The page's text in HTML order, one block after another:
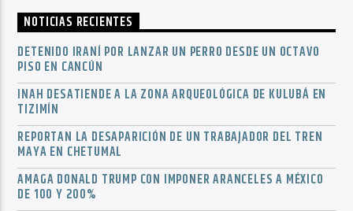
NOTICIAS RECIENTES
DETENIDO IRANÍ POR LANZAR UN PERRO DESDE UN OCTAVO
PISO EN CANCÚN
INAH DESATIENDE A LA ZONA ARQUEOLÓGICA DE KULUBÁ EN
TIZIMÍN
REPORTAN LA DESAPARICIÓN DE UN TRABAJADOR DEL TREN
MAYA EN CHETUMAL
AMAGA DONALD TRUMP CON IMPONER ARANCELES A MÉXICO
DE 100 Y 200%